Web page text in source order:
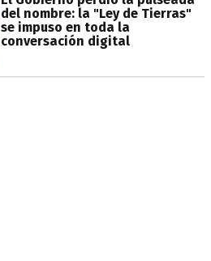
del nombre: la "Ley de Tierras"
se impuso en toda la
conversación digital